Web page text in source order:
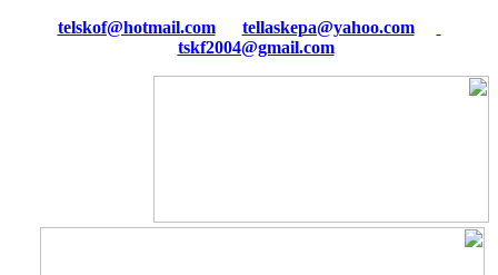
tellaskepa@yahoo.com
tskf2004@gmail.com